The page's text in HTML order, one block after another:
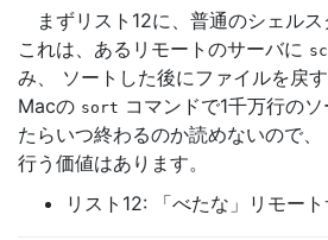
まずリスト12に、普通のシェルス
これは、あるリモートのサーバに
み、 ソートした後にファイルを戻す
Macの sort コマンドで1千万行の
たらいつ終わるのか読めないので
行う価値はあります。
リスト12: 「べたな」リモー